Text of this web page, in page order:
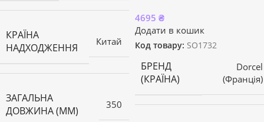
КРАЇНА
НАДХОДЖЕННЯ
Китай
ЗАГАЛЬНА
ДОВЖИНА (ММ)
350
4695 ₴
Додати в кошик
Код товару: SO1732
БРЕНД
(КРАЇНА)
Dorcel
(Франція)